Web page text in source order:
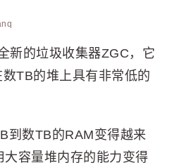
新的垃圾收集器ZGC，它
TB的堆上具有非常低的
到数TB的RAM变得越来
容量堆内存的能力变得